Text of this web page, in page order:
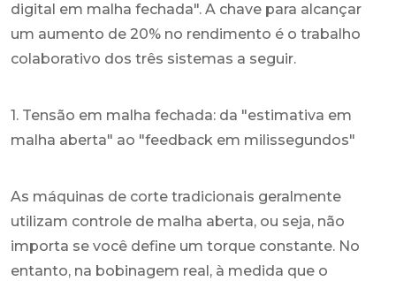
digital em malha fechada". A chave para alcançar
um aumento de 20% no rendimento é o trabalho
colaborativo dos três sistemas a seguir.
1. Tensão em malha fechada: da "estimativa em
malha aberta" ao "feedback em milissegundos"
As máquinas de corte tradicionais geralmente
utilizam controle de malha aberta, ou seja, não
importa se você define um torque constante. No
entanto, na bobinagem real, à medida que o